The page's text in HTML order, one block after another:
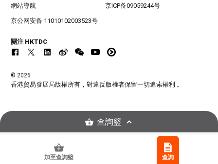
加至查詢籃 查詢
網站導航 京ICP备09059244号
京公网安备 11010102003523号
關注 HKTDC
© 2026
香港貿易發展局版權所有，對違反版權者保留一切追索權利 。
查詢籃